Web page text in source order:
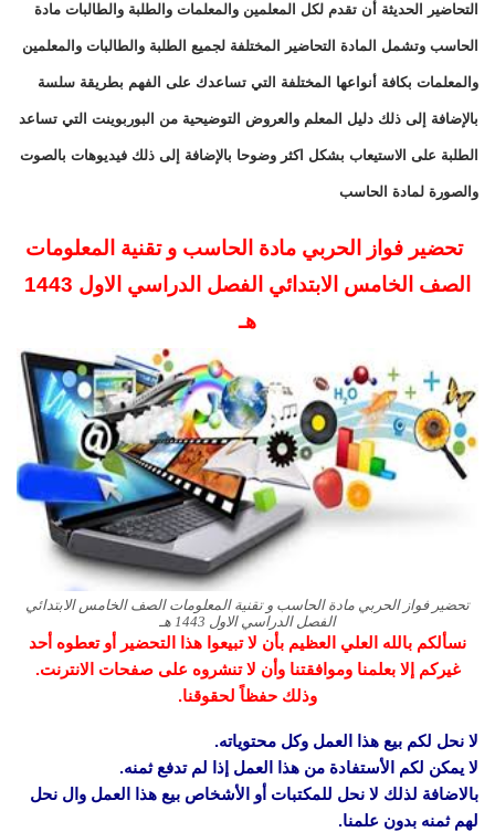
التحاضير الحديثة أن تقدم لكل المعلمين والمعلمات والطلبة والطالبات مادة
الحاسب وتشمل المادة التحاضير المختلفة لجميع الطلبة والطالبات والمعلمين
والمعلمات بكافة أنواعها المختلفة التي تساعدك على الفهم بطريقة سلسة
بالإضافة إلى ذلك دليل المعلم والعروض التوضيحية من البوربوينت التي تساعد
الطلبة على الاستيعاب بشكل اكثر وضوحا بالإضافة إلى ذلك فيديوهات بالصوت
والصورة لمادة الحاسب
تحضير فواز الحربي مادة الحاسب و تقنية المعلومات
الصف الخامس الابتدائي الفصل الدراسي الاول 1443
هـ
تحضير فواز الحربي مادة الحاسب و تقنية المعلومات الصف الخامس الابتدائي
الفصل الدراسي الاول 1443 هـ
نسألكم بالله العلي العظيم بأن لا تبيعوا هذا التحضير أو تعطوه أحد
غيركم إلا بعلمنا وموافقتنا وأن لا تنشروه على صفحات الانترنت.
وذلك حفظاً لحقوقنا.
لا نحل لكم بيع هذا العمل وكل محتوياته.
لا يمكن لكم الأستفادة من هذا العمل إذا لم تدفع ثمنه.
بالاضافة لذلك لا نحل للمكتبات أو الأشخاص بيع هذا العمل وال نحل
لهم ثمنه بدون علمنا.